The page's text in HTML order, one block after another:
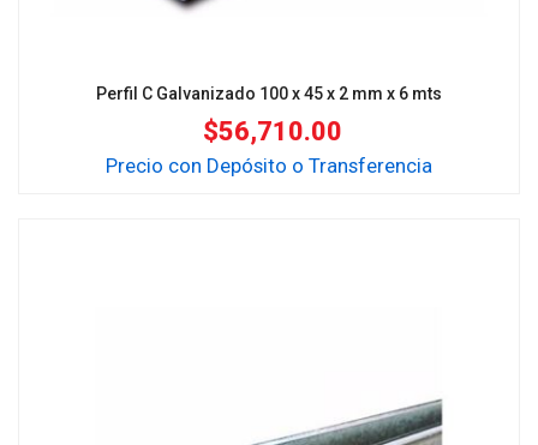
Perfil C Galvanizado 100 x 45 x 2 mm x 6 mts
$56,710.00
Precio con Depósito o Transferencia